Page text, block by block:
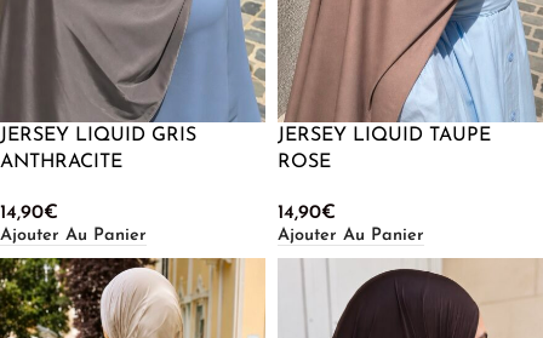
JERSEY LIQUID GRIS
ANTHRACITE
14,90€
Ajouter Au Panier
JERSEY LIQUID TAUPE
ROSE
14,90€
Ajouter Au Panier